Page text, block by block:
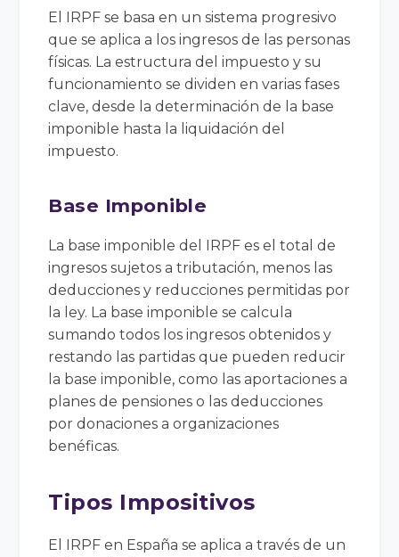
El IRPF se basa en un sistema progresivo
que se aplica a los ingresos de las personas
físicas. La estructura del impuesto y su
funcionamiento se dividen en varias fases
clave, desde la determinación de la base
imponible hasta la liquidación del
impuesto.
Base Imponible
La base imponible del IRPF es el total de
ingresos sujetos a tributación, menos las
deducciones y reducciones permitidas por
la ley. La base imponible se calcula
sumando todos los ingresos obtenidos y
restando las partidas que pueden reducir
la base imponible, como las aportaciones a
planes de pensiones o las deducciones
por donaciones a organizaciones
benéficas.
Tipos Impositivos
El IRPF en España se aplica a través de un